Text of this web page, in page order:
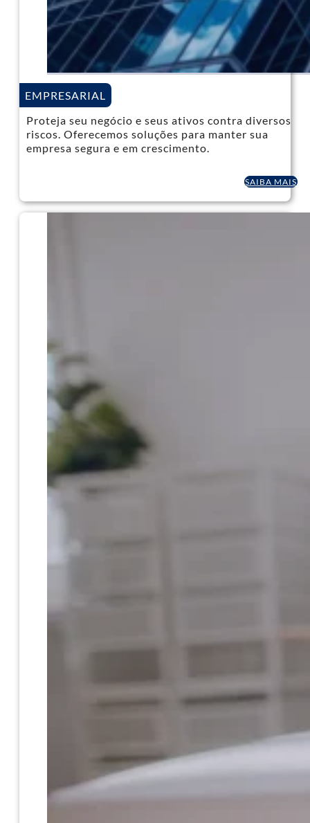
Proteja seu negócio e seus ativos contra diversos
riscos. Oferecemos soluções para manter sua
empresa segura e em crescimento.
SAIBA MAIS
EMPRESARIAL